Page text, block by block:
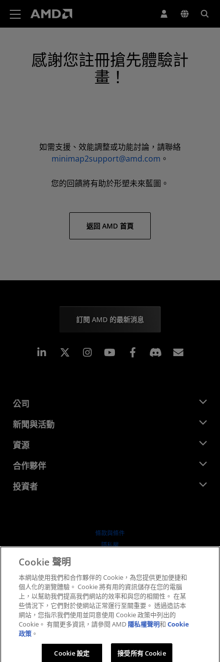
感謝您註冊搶先體驗計
畫！
如需支援、效能調整或功能討論，請聯絡
minimap2support@amd.com 。
您的回饋將有助於形塑未來藍圖。
返回 AMD 首頁
訂閱 AMD 的最新消息
Linkedin Instagram Facebook
公司
關於 AMD
企業責任
招聘
聯絡我們
新聞與活動
新聞室
媒體庫
資源
開發者中心
案例研究
合作夥伴
AMD 合作夥伴中心
投資者
條款與條件
隱私權
公平公開競爭
英國稅務策略
Cookie 政策
Cookie 設定
Cookie 聲明
本網站使用我們和合作夥伴的 Cookie，為您提供更加便捷和
個人化的瀏覽體驗。 Cookie 將有用的資訊儲存在您的電腦
上，以幫助我們提高我們網站的效率和與您的相關性。 在某
些情況下，它們對於使網站正常運行至關重要。 透過造訪本
網站，您指示我們使用並同意使用 Cookie 政策中列出的
Cookie。 有關更多資訊，請參閱 AMD 隱私權聲明和Cookie
政策 。
Cookie 設定 接受所有 Cookie